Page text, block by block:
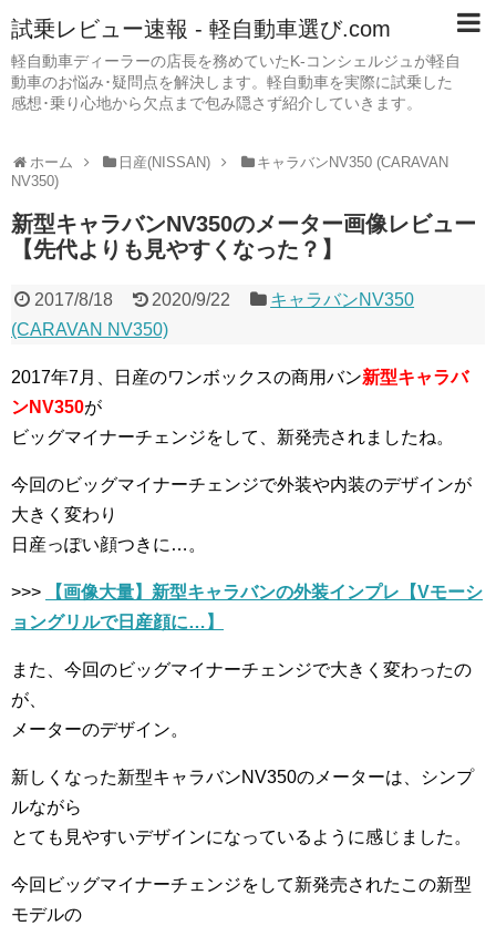
試乗レビュー速報 - 軽自動車選び.com
軽自動車ディーラーの店長を務めていたK-コンシェルジュが軽自
動車のお悩み･疑問点を解決します。軽自動車を実際に試乗した
感想･乗り心地から欠点まで包み隠さず紹介していきます。
ホーム 日産(NISSAN)
キャラバンNV350 (CARAVAN
NV350)
新型キャラバンNV350のメーター画像レビュー
【先代よりも見やすくなった？】
2017/8/18 2020/9/22
キャラバンNV350
(CARAVAN NV350)
2017年7月、日産のワンボックスの商用バン新型キャラバ
ンNV350が
ビッグマイナーチェンジをして、新発売されましたね。
今回のビッグマイナーチェンジで外装や内装のデザインが
大きく変わり
日産っぽい顔つきに…。
>>>
【画像大量】新型キャラバンの外装インプレ【Vモーシ
ョングリルで日産顔に…】
また、今回のビッグマイナーチェンジで大きく変わったの
が、
メーターのデザイン。
新しくなった新型キャラバンNV350のメーターは、シンプ
ルながら
とても見やすいデザインになっているように感じました。
今回ビッグマイナーチェンジをして新発売されたこの新型
モデルの